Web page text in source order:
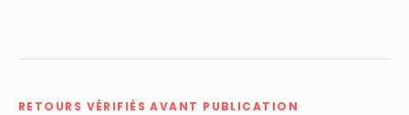
RETOURS VÉRIFIÉS AVANT PUBLICATION